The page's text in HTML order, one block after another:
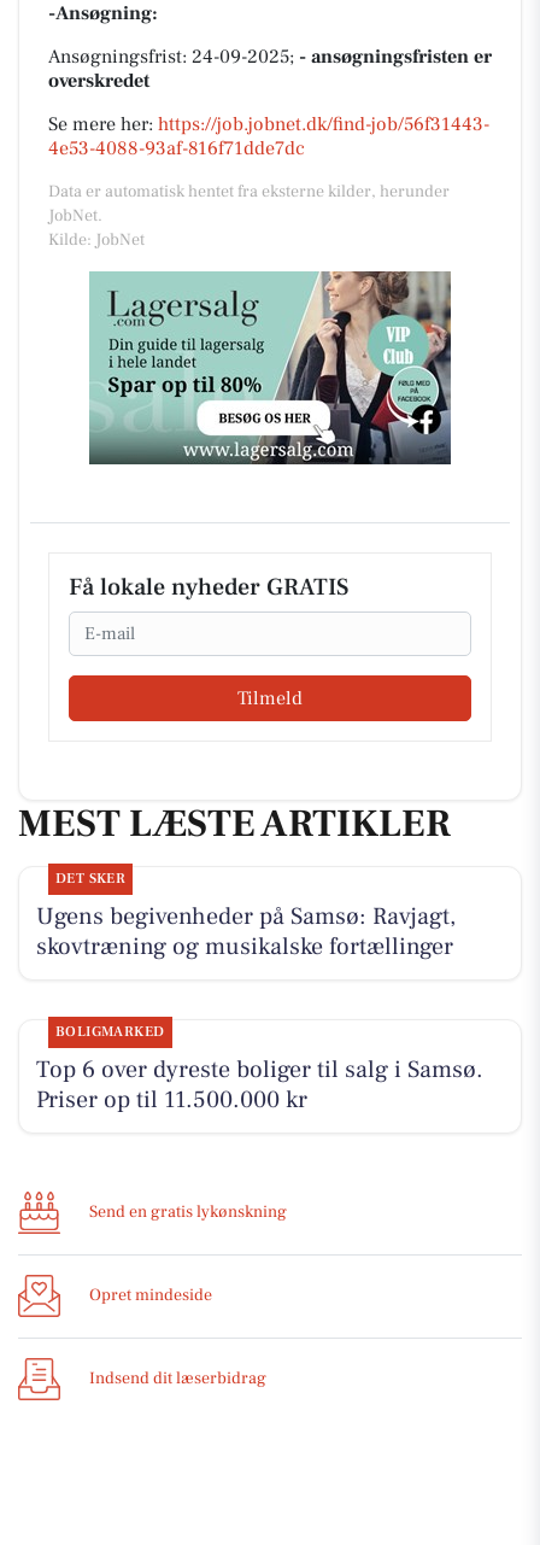
-Ansøgning:
Ansøgningsfrist: 24-09-2025; - ansøgningsfristen er
overskredet
Se mere her: https://job.jobnet.dk/find-job/56f31443-
4e53-4088-93af-816f71dde7dc
Data er automatisk hentet fra eksterne kilder, herunder
JobNet.
Kilde: JobNet
Få lokale nyheder GRATIS
Email
Tilmeld
MEST LÆSTE ARTIKLER
DET SKER
Ugens begivenheder på Samsø: Ravjagt,
skovtræning og musikalske fortællinger
BOLIGMARKED
Top 6 over dyreste boliger til salg i Samsø.
Priser op til 11.500.000 kr
Send en gratis lykønskning
Opret mindeside
Indsend dit læserbidrag